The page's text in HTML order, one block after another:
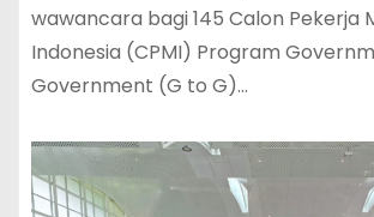
wawancara bagi 145 Calon Pekerja
Indonesia (CPMI) Program
Government (G to G)…